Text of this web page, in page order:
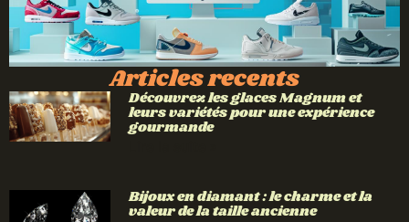
Articles recents
Découvrez les glaces Magnum et
leurs variétés pour une expérience
gourmande
Bijoux en diamant : le charme et la
valeur de la taille ancienne